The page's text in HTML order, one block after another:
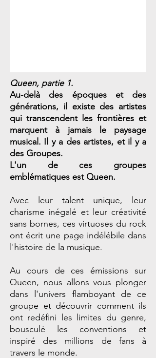
Queen, partie 1.
Au-delà des époques et des
générations, il existe des artistes
qui transcendent les frontières et
marquent à jamais le paysage
musical. Il y a des artistes, et il y a
des Groupes.
L'un de ces groupes
emblématiques est Queen.
Avec leur talent unique, leur
charisme inégalé et leur créativité
sans bornes, ces virtuoses du rock
ont écrit une page indélébile dans
l'histoire de la musique.
Au cours de ces émissions sur
Queen, nous allons vous plonger
dans l'univers flamboyant de ce
groupe et découvrir comment ils
ont redéfini les limites du genre,
bousculé les conventions et
inspiré des millions de fans à
travers le monde.